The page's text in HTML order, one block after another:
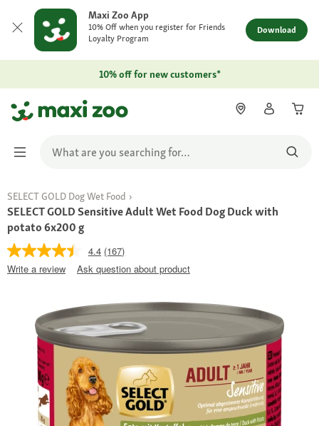
Maxi Zoo App
10% Off when you register for Friends
Loyalty Program
Download
10% off for new customers*
SELECT GOLD Dog Wet Food
SELECT GOLD Sensitive Adult Wet Food Dog Duck with
potato 6x200 g
4.4 (167)
Write a review
Ask question about product